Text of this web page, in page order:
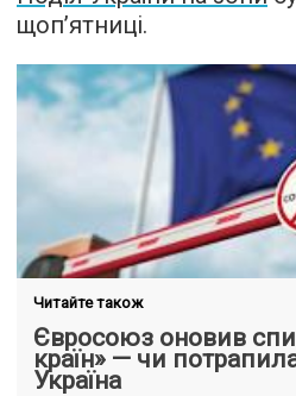
щоп’ятниці.
Читайте також
Євросоюз оновив
країн» — чи
Україна